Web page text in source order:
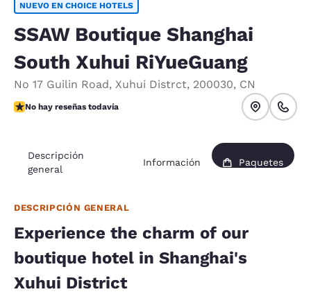
NUEVO EN CHOICE HOTELS
SSAW Boutique Shanghai
South Xuhui RiYueGuang
No 17 Guilin Road, Xuhui Distrct, 200030, CN
No hay reseñas todavía
No hay reseñas todavía
Descripción
general
Información Paquetes
DESCRIPCIÓN GENERAL
Experience the charm of our
boutique hotel in Shanghai's
Xuhui District